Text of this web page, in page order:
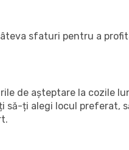
sfaturi pentru a
de așteptare la cozile
să-ți alegi locul preferat,